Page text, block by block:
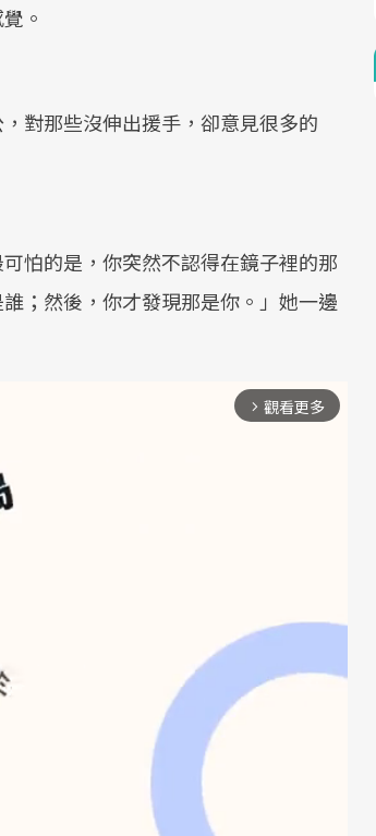
。
對那些沒伸出援手，卻意見很多的
怕的是，你突然不認得在鏡子裡的那
；然後，你才發現那是你。」她一邊
arrow_forward_ios 觀看更多